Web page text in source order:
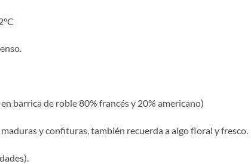
barrica de roble 80% francés y 20% americano)
y confituras, también recuerda a algo floral y fresco.